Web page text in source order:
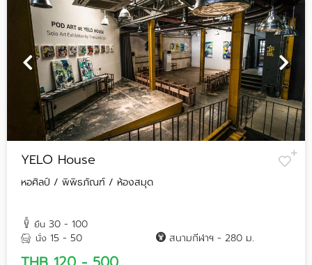
YELO House
หอศิลป์ / พิพิธภัณฑ์ / ห้องสมุด
ยืน 30 - 100
นั่ง 15 - 50 สนามกีฬาฯ - 280 ม.